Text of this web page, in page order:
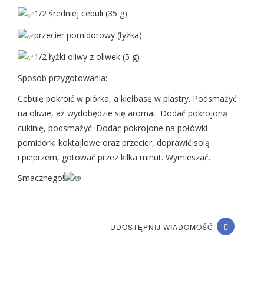
1/2 średniej cebuli (35 g)
przecier pomidorowy (łyżka)
1/2 łyżki oliwy z oliwek (5 g)
Sposób przygotowania:
Cebulę pokroić w piórka, a kiełbasę w plastry. Podsmażyć
na oliwie, aż wydobędzie się aromat. Dodać pokrojoną
cukinię, podsmażyć. Dodać pokrojone na połówki
pomidorki koktajlowe oraz przecier, doprawić solą
i pieprzem, gotować przez kilka minut. Wymieszać.
Smacznego!
UDOSTĘPNIJ WIADOMOŚĆ